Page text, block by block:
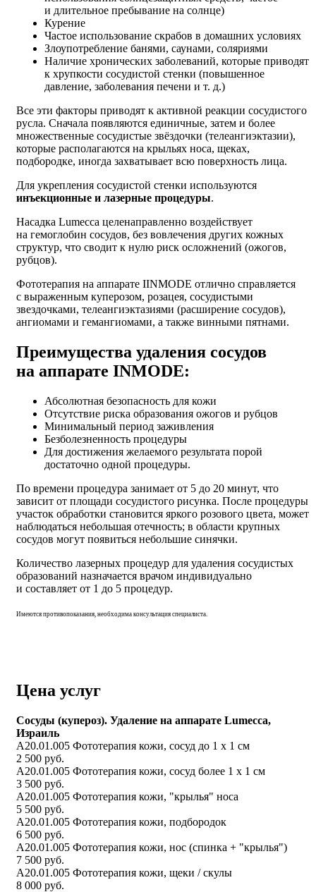
и длительное пребывание на солнце)
Курение
Частое использование скрабов в домашних условиях
Злоупотребление банями, саунами, соляриями
Наличие хронических заболеваний, которые приводят
к хрупкости сосудистой стенки (повышенное
давление, заболевания печени и т. д.)
Все эти факторы приводят к активной реакции сосудистого
русла. Сначала появляются единичные, затем и более
множественные сосудистые звёздочки (телеангиэктазии),
которые располагаются на крыльях носа, щеках,
подбородке, иногда захватывает всю поверхность лица.
Для укрепления сосудистой стенки используются
инъекционные и лазерные процедуры.
Насадка Lumecca целенаправленно воздействует
на гемоглобин сосудов, без вовлечения других кожных
структур, что сводит к нулю риск осложнений (ожогов,
рубцов).
Фототерапия на аппарате IINMODE отлично справляется
с выраженным куперозом, розацея, сосудистыми
звездочками, телеангиэктазиями (расширение сосудов),
ангиомами и гемангиомами, а также винными пятнами.
Преимущества удаления сосудов
на аппарате INMODE:
Абсолютная безопасность для кожи
Отсутствие риска образования ожогов и рубцов
Минимальный период заживления
Безболезненность процедуры
Для достижения желаемого результата порой
достаточно одной процедуры.
По времени процедура занимает от 5 до 20 минут, что
зависит от площади сосудистого рисунка. После процедуры
участок обработки становится яркого розового цвета, может
наблюдаться небольшая отечность; в области крупных
сосудов могут появиться небольшие синячки.
Количество лазерных процедур для удаления сосудистых
образований назначается врачом индивидуально
и составляет от 1 до 5 процедур.
Имеются противопоказания, необходима консультация специалиста.
Цена услуг
Сосуды (купероз). Удаление на аппарате Lumecca,
Израиль
А20.01.005 Фототерапия кожи, сосуд до 1 х 1 см
2 500 руб.
А20.01.005 Фототерапия кожи, сосуд более 1 х 1 см
3 500 руб.
А20.01.005 Фототерапия кожи, "крылья" носа
5 500 руб.
А20.01.005 Фототерапия кожи, подбородок
6 500 руб.
А20.01.005 Фототерапия кожи, нос (спинка + "крылья")
7 500 руб.
А20.01.005 Фототерапия кожи, щеки / скулы
8 000 руб.